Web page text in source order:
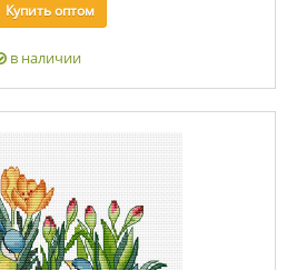
Купитьоптом
в наличии